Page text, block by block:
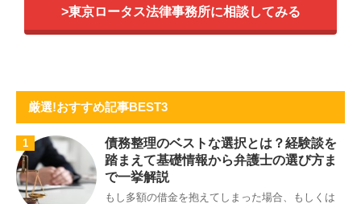
>東京ロータス法律事務所に相談してみる
厳選!おすすめ記事BEST3
1
債務整理のベストな選択とは？経験談を
踏まえて基礎情報から弁護士の選び方ま
で一挙解説
もし多額の借金を抱えてしまった場合、もしくは